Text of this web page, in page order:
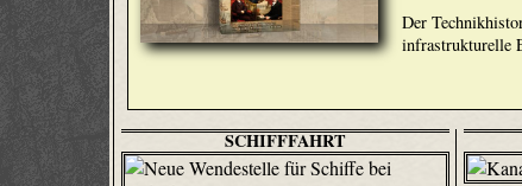
Der
infrastrukturelle
SCHIFFFAHRT